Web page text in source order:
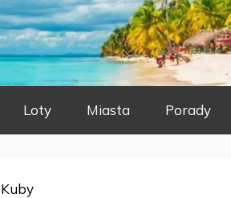
Loty Miasta Porady